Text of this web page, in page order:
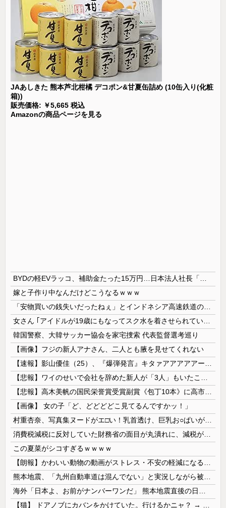
JAあしきた 熊本芦北柑橘 デコポン&甘夏缶詰め (10缶入り(化粧
箱))
販売価格: ￥5,665 税込
Amazonの商品ページを見る
嫁と子作り中なんだけどこうなるｗｗｗ
韓国警察、大韓サッカー協会を家宅捜索 代表監督選考巡り
【画像】フジの新人アナさん、二人とも腋を見せてくれない
【画像】 女の子「ど、どどどどこ見てるんですかッ！」
この夏菜がシコすぎるｗｗｗｗ